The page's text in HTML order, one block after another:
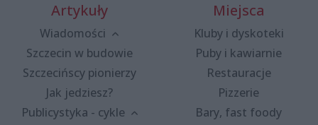
Artykuły
Wiadomości
Szczecin w budowie
Szczecińscy pionierzy
Jak jedziesz?
Publicystyka - cykle
Miejsca
Kluby i dyskoteki
Puby i kawiarnie
Restauracje
Pizzerie
Bary, fast foody